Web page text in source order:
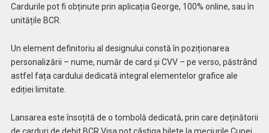
Cardurile pot fi obținute prin aplicația George, 100% online, sau în
unitățile BCR.
Un element definitoriu al designului constă în poziționarea
personalizării – nume, număr de card și CVV – pe verso, păstrând
astfel fața cardului dedicată integral elementelor grafice ale
ediției limitate.
Lansarea este însoțită de o tombolă dedicată, prin care deținătorii